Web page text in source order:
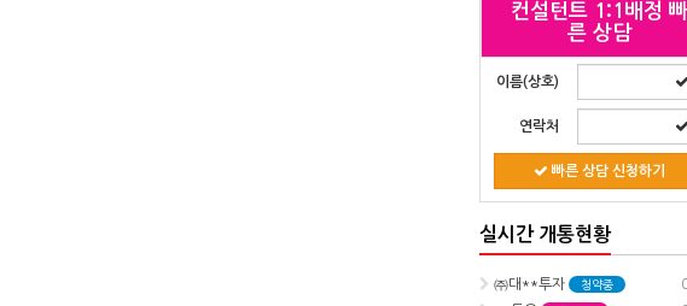
컨설턴트 1:1배정 빠
른 상담
이름(상호)
연락처
빠른 상담 신청하기
실시간 개통현황
㈜대**투자 청약중